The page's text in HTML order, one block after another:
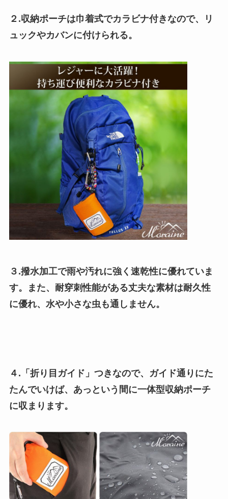
２.収納ポーチは巾着式でカラビナ付きなので、リ
ュックやカバンに付けられる。
３.撥水加工で雨や汚れに強く速乾性に優れていま
す。また、耐穿刺性能がある丈夫な素材は耐久性
に優れ、水や小さな虫も通しません。
４.「折り目ガイド」つきなので、ガイド通りにた
たんでいけば、あっという間に一体型収納ポーチ
に収まります。